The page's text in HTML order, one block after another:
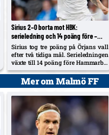
Sirius 2–0 borta mot HBK:
serieledning och 14 poäng före –
Mål: Anker på hörna och Bjerkebo
på straff
Sirius tog tre poäng på Örjans vall
efter två tidiga mål. Serieledningen
växte till 14 poäng före Hammarby,
medan Djurgården har en
hängmatch som kan krympa gapet
till elva. Victor Svensson, 20,
frånvaro.
Mer om Malmö FF